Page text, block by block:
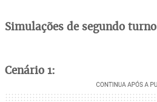
Simulações de segundo turno
Cenário 1: